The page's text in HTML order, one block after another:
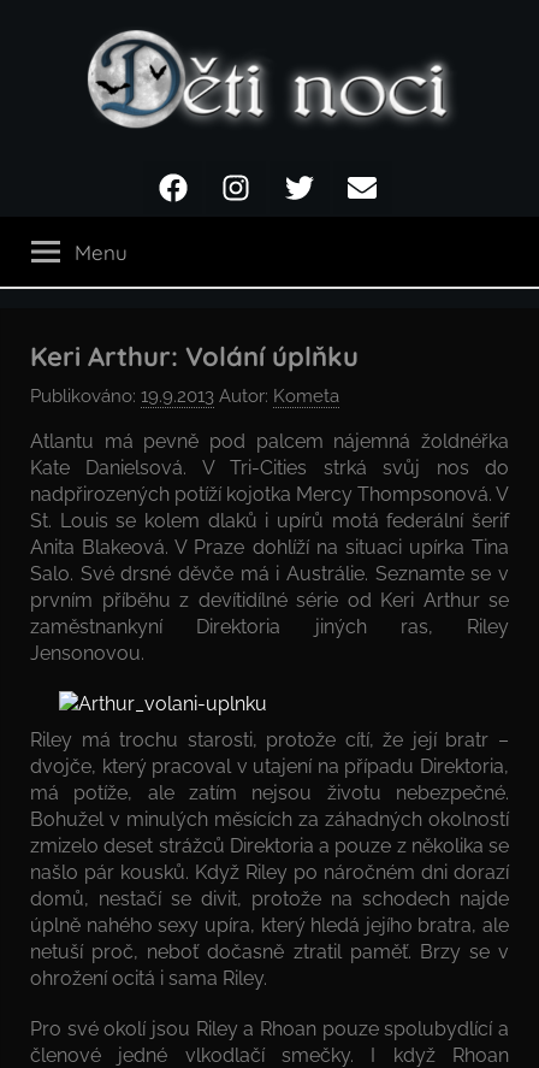
noci
FacebookInstagramTwitter Email
Menu
Keri Arthur: Volání úplňku
Publikováno: 19.9.2013 Autor: Kometa
Atlantu má pevně pod palcem nájemná žoldnéřka
Kate Danielsová. V Tri-Cities strká svůj nos do
nadpřirozených potíží kojotka Mercy Thompsonová. V
St. Louis se kolem dlaků i upírů motá federální šerif
Anita Blakeová. V Praze dohlíží na situaci upírka Tina
Salo. Své drsné děvče má i Austrálie. Seznamte se v
prvním příběhu z devítidílné série od Keri Arthur se
zaměstnankyní Direktoria jiných ras, Riley
Jensonovou.
Riley má trochu starosti, protože cítí, že její bratr –
dvojče, který pracoval v utajení na případu Direktoria,
má potíže, ale zatím nejsou životu nebezpečné.
Bohužel v minulých měsících za záhadných okolností
zmizelo deset strážců Direktoria a pouze z několika se
našlo pár kousků. Když Riley po náročném dni dorazí
domů, nestačí se divit, protože na schodech najde
úplně nahého sexy upíra, který hledá jejího bratra, ale
netuší proč, neboť dočasně ztratil paměť. Brzy se v
ohrožení ocitá i sama Riley.
Pro své okolí jsou Riley a Rhoan pouze spolubydlící a
členové jedné vlkodlačí smečky. I když Rhoan